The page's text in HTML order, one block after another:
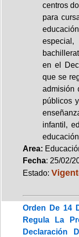
centros
para
en el
que se
admisión
públicos
infantil,
Area:
Fecha: 25/02/
Estado:
Orden De 14
Regula La
Declaración